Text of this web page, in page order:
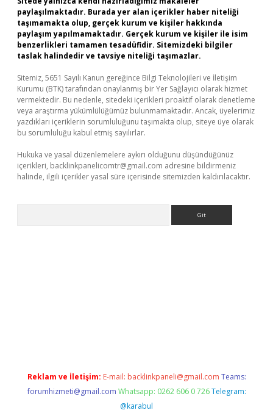
paylaşılmaktadır. Burada yer alan içerikler haber niteliği
taşımamakta olup, gerçek kurum ve kişiler hakkında
paylaşım yapılmamaktadır. Gerçek kurum ve kişiler ile isim
benzerlikleri tamamen tesadüfidir. Sitemizdeki bilgiler
taslak halindedir ve tavsiye niteliği taşımazlar.
Sitemiz, 5651 Sayılı Kanun gereğince Bilgi Teknolojileri ve İletişim
Kurumu (BTK) tarafından onaylanmış bir Yer Sağlayıcı olarak hizmet
vermektedir. Bu nedenle, sitedeki içerikleri proaktif olarak denetleme
veya araştırma yükümlülüğümüz bulunmamaktadır. Ancak, üyelerimiz
yazdıkları içeriklerin sorumluluğunu taşımakta olup, siteye üye olarak
bu sorumluluğu kabul etmiş sayılırlar.
Hukuka ve yasal düzenlemelere aykırı olduğunu düşündüğünüz
içerikleri, backlinkpanelicomtr@gmail.com adresine bildirmeniz
halinde, ilgili içerikler yasal süre içerisinde sitemizden kaldırılacaktır.
Reklam ve İletişim: E-mail: backlinkpaneli@gmail.com Teams:
forumhizmeti@gmail.com Whatsapp: 0262 606 0 726 Telegram:
@karabul